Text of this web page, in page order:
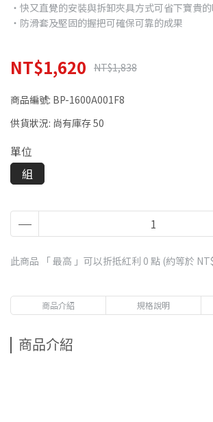
‧快又直覺的安裝與拆卸夾具方式可省下寶貴
‧防滑套及堅固的握把可確保可靠的成果
NT$1,620 NT$1,838
商品編號: BP-1600A001F8
供貨狀況: 尚有庫存 50
單位
組
此商品 「 最高 」可以折抵紅利 0 點 (約等於
商品介紹 規格說明
商品介紹